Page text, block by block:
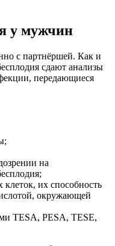
у мужчин
с партнёршей. Как и
сдают анализы
передающиеся
на
клеток, их способность
окружающей
TESA, PESA, TESE,